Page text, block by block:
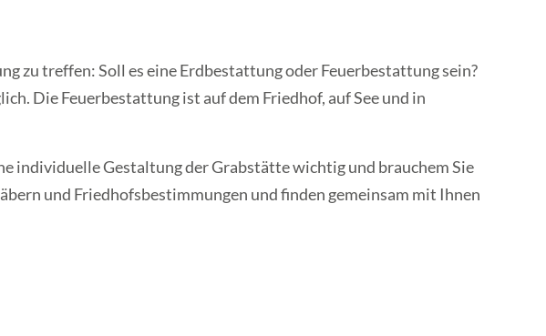
zu treffen: Soll es eine Erd­­bestattung oder Feuer­­bestattung sein?
Die Feuer­­bestattung ist auf dem Fried­hof, auf See und in
individuelle Gestaltung der Grab­stätte wichtig und brauchem Sie
und Friedhofs­bestimmungen und finden gemein­sam mit Ihnen